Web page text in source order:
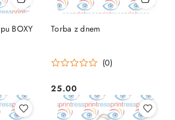
BOXY Torba z dnem
(0)
Cena:
25.00